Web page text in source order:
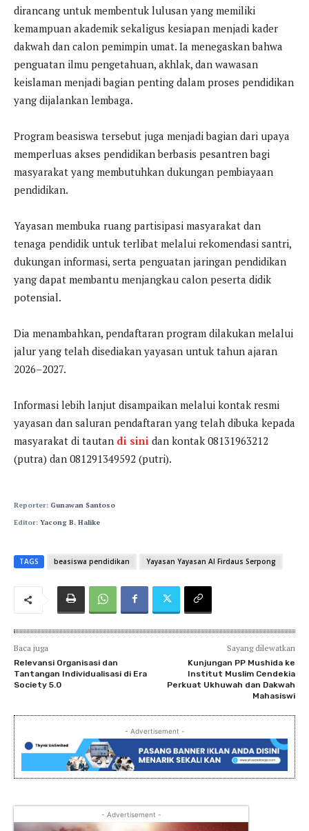
dirancang untuk membentuk lulusan yang memiliki
kemampuan akademik sekaligus kesiapan menjadi kader
dakwah dan calon pemimpin umat. Ia menegaskan bahwa
penguatan ilmu pengetahuan, akhlak, dan wawasan
keislaman menjadi bagian penting dalam proses pendidikan
yang dijalankan lembaga.
Program beasiswa tersebut juga menjadi bagian dari upaya
memperluas akses pendidikan berbasis pesantren bagi
masyarakat yang membutuhkan dukungan pembiayaan
pendidikan.
Yayasan membuka ruang partisipasi masyarakat dan
tenaga pendidik untuk terlibat melalui rekomendasi santri,
dukungan informasi, serta penguatan jaringan pendidikan
yang dapat membantu menjangkau calon peserta didik
potensial.
Dia menambahkan, pendaftaran program dilakukan melalui
jalur yang telah disediakan yayasan untuk tahun ajaran
2026–2027.
Informasi lebih lanjut disampaikan melalui kontak resmi
yayasan dan saluran pendaftaran yang telah dibuka kepada
masyarakat di tautan di sini dan kontak 08131963212
(putra) dan 081291349592 (putri).
Reporter: Gunawan Santoso
Editor: Yacong B. Halike
TAGS beasiswa pendidikan Yayasan Yayasan Al Firdaus Serpong
Baca juga
Relevansi Organisasi dan
Tantangan Individualisasi di Era
Society 5.0
Sayang dilewatkan
Kunjungan PP Mushida ke
Institut Muslim Cendekia
Perkuat Ukhuwah dan Dakwah
Mahasiswi
- Advertisement -
- Advertisement -